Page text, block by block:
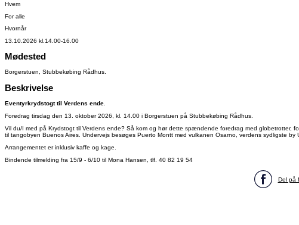
Hvem
For alle
Hvornår
13.10.2026 kl.14.00-16.00
Mødested
Borgerstuen, Stubbekøbing Rådhus.
Beskrivelse
Eventyrkrydstogt til Verdens ende.
Foredrag tirsdag den 13. oktober 2026, kl. 14.00 i Borgerstuen på Stubbekøbing Rådhus.
Vil du/I med på Krydstogt til Verdens ende? Så kom og hør dette spændende foredrag med globetrotter,
til tangobyen Buenos Aires. Undervejs besøges Puerto Montt med vulkanen Osarno, verdens sydligste
Arrangementet er inklusiv kaffe og kage.
Bindende tilmelding fra 15/9 - 6/10 til Mona Hansen, tlf. 40 82 19 54
Del på